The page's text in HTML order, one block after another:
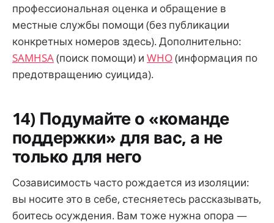
профессиональная оценка и обращение в
местные службы помощи (без публикации
конкретных номеров здесь). Дополнительно:
SAMHSA(поиск помощи) и WHO(информация по
предотвращению суицида).
14) Подумайте о «команде
поддержки» для вас, а не
только для него
Созависимость часто рождается из изоляции:
вы носите это в себе, стесняетесь рассказывать,
боитесь осуждения. Вам тоже нужна опора —